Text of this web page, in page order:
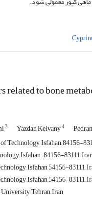
to bone
3 Yazdan Keivany4
Technology, Isfahan, 84156-
Isfahan. 84156-83111,
Isfahan 54156-83111,
Isfahan 54156-83111,
Tehran, Iran